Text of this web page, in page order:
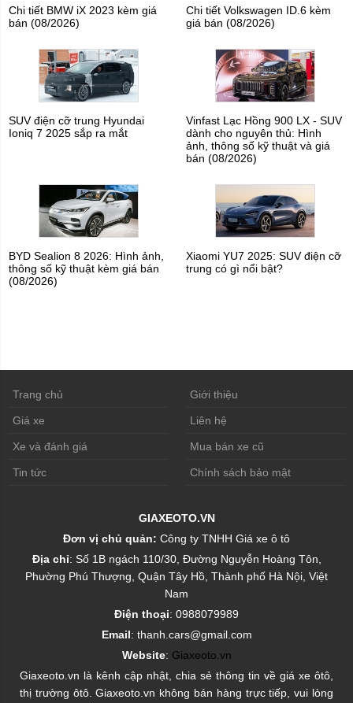
Chi tiết BMW iX 2023 kèm giá
bán (08/2026)
Chi tiết Volkswagen ID.6 kèm
giá bán (08/2026)
SUV điện cỡ trung Hyundai
Ioniq 7 2025 sắp ra mắt
Vinfast Lạc Hồng 900 LX - SUV
dành cho nguyên thủ: Hình
ảnh, thông số kỹ thuật và giá
bán (08/2026)
BYD Sealion 8 2026: Hình ảnh,
thông số kỹ thuật kèm giá bán
(08/2026)
Xiaomi YU7 2025: SUV điện cỡ
trung có gì nổi bật?
Trang chủ Giới thiệu
Giá xe Liên hệ
Xe và đánh giá Mua bán xe cũ
Tin tức Chính sách bảo mật
GIAXEOTO.VN
Đơn vị chủ quản: Công ty TNHH Giá xe ô tô
Địa chỉ: Số 1B ngách 110/30, Đường Nguyễn Hoàng Tôn,
Phường Phú Thượng, Quận Tây Hồ, Thành phố Hà Nội, Việt
Nam
Điện thoại: 0988079989
Email: thanh.cars@gmail.com
Website: Giaxeoto.vn
Giaxeoto.vn là kênh cập nhật, chia sẻ thông tin về giá xe ôtô,
thị trường ôtô. Giaxeoto.vn không bán hàng trực tiếp, vui lòng